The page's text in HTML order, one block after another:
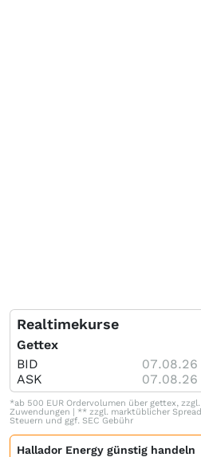
Realtimekurse
Gettex
BID 07.08.26
ASK
07.08.26
*ab 500 EUR Ordervolumen über gettex,
Zuwendungen | ** zzgl. marktüblicher
Steuern und ggf. SEC Gebühr
Hallador Energy günstig handeln